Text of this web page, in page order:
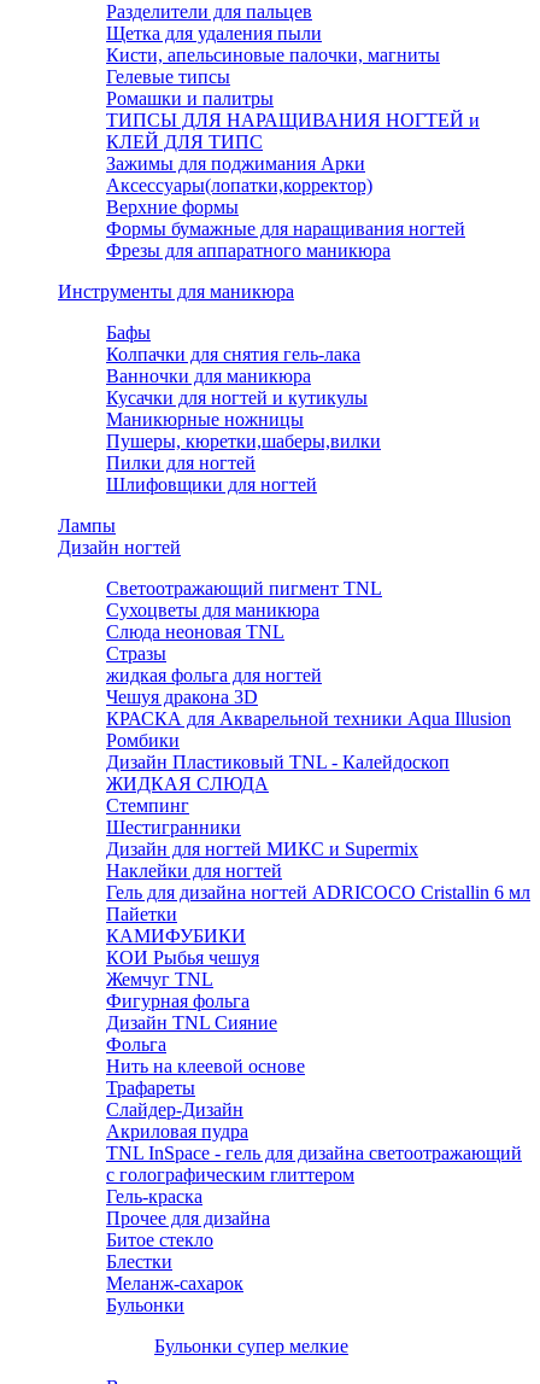
Разделители для пальцев
Щетка для удаления пыли
Кисти, апельсиновые палочки, магниты
Гелевые типсы
Ромашки и палитры
ТИПСЫ ДЛЯ НАРАЩИВАНИЯ НОГТЕЙ и
КЛЕЙ ДЛЯ ТИПС
Зажимы для поджимания Арки
Аксессуары(лопатки,корректор)
Верхние формы
Формы бумажные для наращивания ногтей
Фрезы для аппаратного маникюра
Инструменты для маникюра
Бафы
Колпачки для снятия гель-лака
Ванночки для маникюра
Кусачки для ногтей и кутикулы
Маникюрные ножницы
Пушеры, кюретки,шаберы,вилки
Пилки для ногтей
Шлифовщики для ногтей
Лампы
Дизайн ногтей
Светоотражающий пигмент TNL
Сухоцветы для маникюра
Слюда неоновая TNL
Стразы
жидкая фольга для ногтей
Чешуя дракона 3D
КРАСКА для Акварельной техники Aqua Illusion
Ромбики
Дизайн Пластиковый TNL - Калейдоскоп
ЖИДКАЯ СЛЮДА
Стемпинг
Шестигранники
Дизайн для ногтей МИКС и Supermix
Наклейки для ногтей
Гель для дизайна ногтей ADRICOCO Cristallin 6 мл
Пайетки
КАМИФУБИКИ
КОИ Рыбья чешуя
Жемчуг TNL
Фигурная фольга
Дизайн TNL Сияние
Фольга
Нить на клеевой основе
Трафареты
Слайдер-Дизайн
Акриловая пудра
TNL InSpace - гель для дизайна светоотражающий
с голографическим глиттером
Гель-краска
Прочее для дизайна
Битое стекло
Блестки
Меланж-сахарок
Бульонки
Бульонки супер мелкие